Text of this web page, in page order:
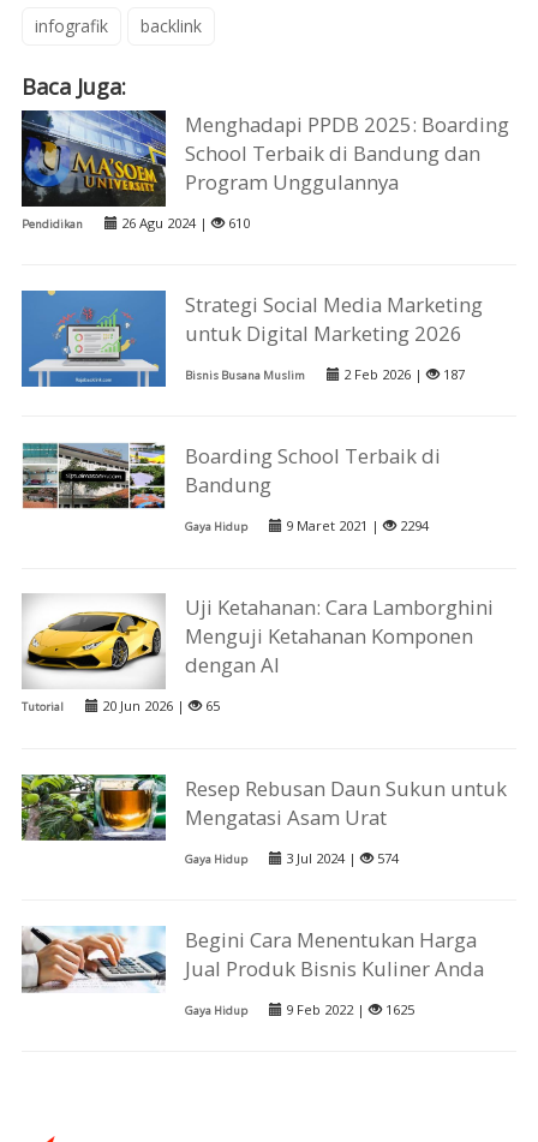
infografik backlink
Baca Juga:
Menghadapi PPDB 2025: Boarding
School Terbaik di Bandung dan
Program Unggulannya
Pendidikan 26 Agu 2024 | 610
Strategi Social Media Marketing
untuk Digital Marketing 2026
Bisnis Busana Muslim 2 Feb 2026 | 187
Boarding School Terbaik di
Bandung
Gaya Hidup 9 Maret 2021 | 2294
Uji Ketahanan: Cara Lamborghini
Menguji Ketahanan Komponen
dengan AI
Tutorial 20 Jun 2026 | 65
Resep Rebusan Daun Sukun untuk
Mengatasi Asam Urat
Gaya Hidup 3 Jul 2024 | 574
Begini Cara Menentukan Harga
Jual Produk Bisnis Kuliner Anda
Gaya Hidup 9 Feb 2022 | 1625